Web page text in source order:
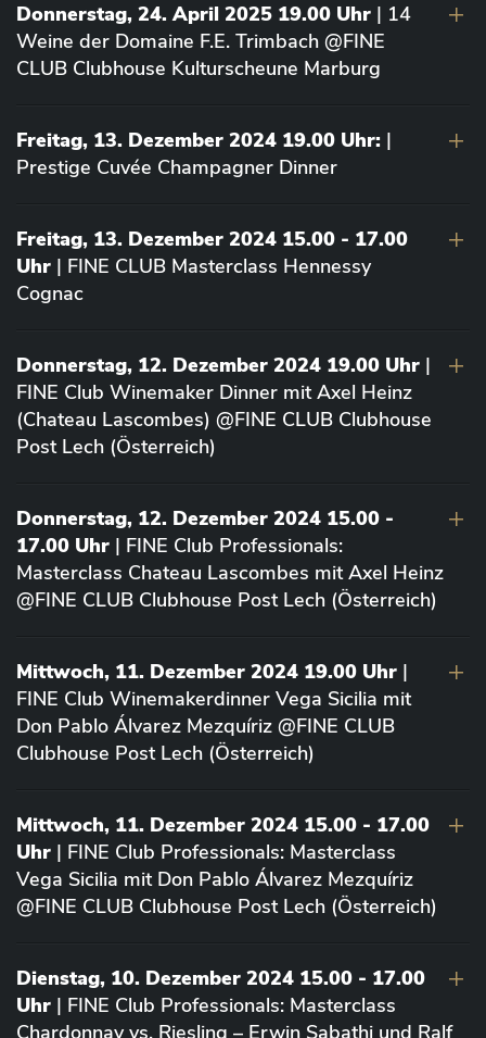
Donnerstag, 24. April 2025 19.00 Uhr | 14
Weine der Domaine F.E. Trimbach @FINE
CLUB Clubhouse Kulturscheune Marburg
Freitag, 13. Dezember 2024 19.00 Uhr: |
Prestige Cuvée Champagner Dinner
Freitag, 13. Dezember 2024 15.00 - 17.00
Uhr | FINE CLUB Masterclass Hennessy
Cognac
Donnerstag, 12. Dezember 2024 19.00 Uhr |
FINE Club Winemaker Dinner mit Axel Heinz
(Chateau Lascombes) @FINE CLUB Clubhouse
Post Lech (Österreich)
Donnerstag, 12. Dezember 2024 15.00 -
17.00 Uhr | FINE Club Professionals:
Masterclass Chateau Lascombes mit Axel Heinz
@FINE CLUB Clubhouse Post Lech (Österreich)
Mittwoch, 11. Dezember 2024 19.00 Uhr |
FINE Club Winemakerdinner Vega Sicilia mit
Don Pablo Álvarez Mezquíriz @FINE CLUB
Clubhouse Post Lech (Österreich)
Mittwoch, 11. Dezember 2024 15.00 - 17.00
Uhr | FINE Club Professionals: Masterclass
Vega Sicilia mit Don Pablo Álvarez Mezquíriz
@FINE CLUB Clubhouse Post Lech (Österreich)
Dienstag, 10. Dezember 2024 15.00 - 17.00
Uhr | FINE Club Professionals: Masterclass
Chardonnay vs. Riesling – Erwin Sabathi und Ralf